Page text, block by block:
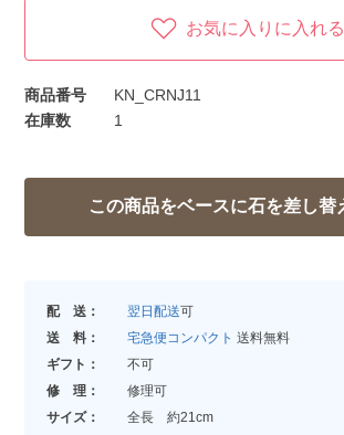
お気に入りに入れる
商品番号
KN_CRNJ11
在庫数
1
配 送： 翌日配送可
送 料：
宅急便コンパクト 送料無料
ギフト：
不可
修 理：
修理可
サイズ：
全長 約21cm